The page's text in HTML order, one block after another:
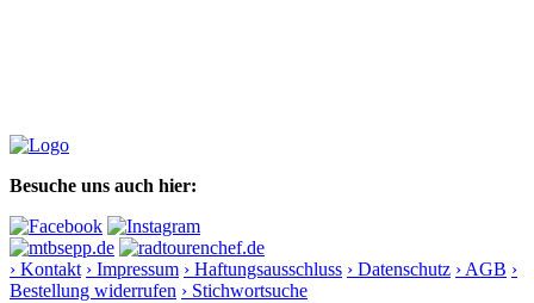
Besuche uns auch hier:
› Kontakt › Impressum › Haftungsausschluss › Datenschutz › AGB ›
Bestellung widerrufen › Stichwortsuche